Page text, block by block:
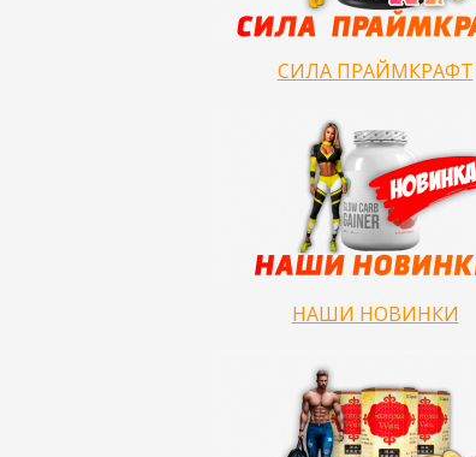
СИЛА ПРАЙМКРАФТ
НАШИ НОВИНКИ